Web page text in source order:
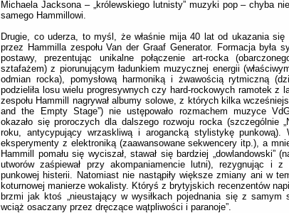
Michaela Jacksona – „królewskiego lutnisty” muzyki pop – chyba
samego Hammillowi.
Drugie, co uderza, to myśl, że właśnie mija 40 lat od ukazania się
przez Hammilla zespołu Van der Graaf Generator. Formacja była
postawy, prezentując unikalne połączenie art-rocka
sztafażem) z piorunującym ładunkiem muzycznej energii
odmian rocka), pomysłową harmoniką i żwawością rytmiczną
podzieliła losu wielu progresywnych czy hard-rockowych ramotek z
zespołu Hammill nagrywał albumy solowe, z których kilka
and the Empty Stage”) nie ustępowało rozmachem muzyce
okazało się proroczych dla dalszego rozwoju rocka (szczególnie
roku, antycypujący wrzaskliwą i arogancką stylistykę punkową).
eksperymenty z elektroniką (zaawansowane sekwencery itp.), a
Hammill pomału się wyciszał, stawał się bardziej „dowlandowski”
utworów zaśpiewał przy akompaniamencie lutni), rezygnując i
punkowej histerii. Natomiast nie nastąpiły większe zmiany ani w
koturnowej manierze wokalisty. Któryś z brytyjskich recenzentów
brzmi jak ktoś „nieustający w wysiłkach pojednania się z samym
wciąż osaczany przez dręczące wątpliwości i paranoje”.